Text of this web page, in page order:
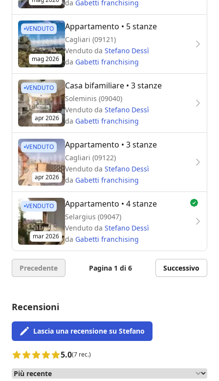
da Gabetti franchising
VENDUTO
mag 2026
Appartamento • 5 stanze
Cagliari (09121)
Venduto da Stefano Dessì
da Gabetti franchising
VENDUTO
apr 2026
Casa bifamiliare • 3 stanze
Soleminis (09040)
Venduto da Stefano Dessì
da Gabetti franchising
VENDUTO
apr 2026
Appartamento • 3 stanze
Cagliari (09122)
Venduto da Stefano Dessì
da Gabetti franchising
VENDUTO
mar 2026
Appartamento • 4 stanze
Selargius (09047)
Venduto da Stefano Dessì
da Gabetti franchising
Precedente Pagina 1 di 6 Successivo
Recensioni
Lascia una recensione su Stefano
5.0(7 rec.)